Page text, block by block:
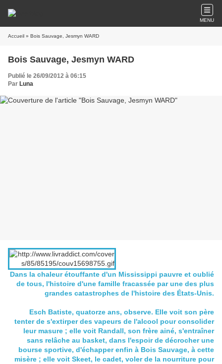
MENU
Accueil » Bois Sauvage, Jesmyn WARD
Bois Sauvage, Jesmyn WARD
Publié le 26/09/2012 à 06:15
Par Luna
Dans la chaleur étouffante d'un Mississippi pauvre et oublié
de tous, l'histoire d'une famille fracassée par une des plus
grandes catastrophes de l'histoire des États-Unis.
Esch Batiste, quatorze ans, observe. Elle voit son père
tenter de s'extirper des vapeurs de l'alcool pour consolider
leur masure ; elle voit Randall, son frère ainé, s'entraîner
sans relâche au basket, dans l'espoir de décrocher une
bourse sportive, d'échapper enfin à Bois Sauvage, à cette
misère ; elle voit Skeet, le cadet, voler de la nourriture pour